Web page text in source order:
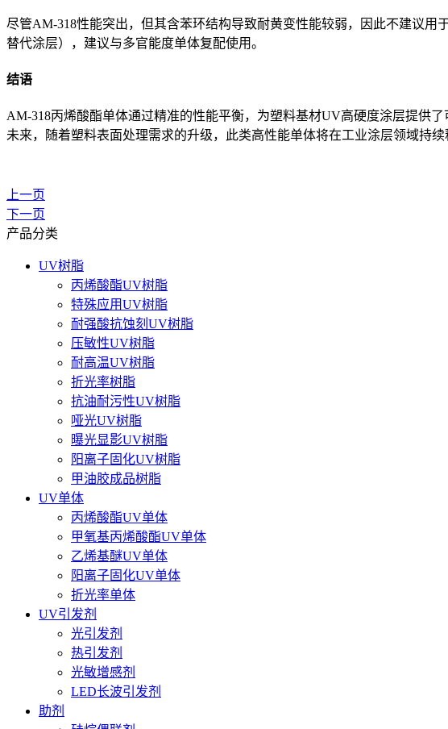
尽管AM-318性能突出，但其含苯环结构导致耐黄变性能较弱，因此不建议
替代涂层），建议与多官能度单体复配使用。
结语
AM-318丙烯酸酯单体通过精准的性能平衡，为塑料基材UV高硬度涂层提供
未来，随着塑料表面处理需求的升级，此类高性能单体将在工业涂层领域持续
上一页
下一页
产品分类
UV树脂
丙烯酸酯UV树脂
特殊应用UV树脂
耐强酸抗蚀刻UV树脂
压敏性UV树脂
耐高温UV树脂
折光率树脂
抗油耐污性UV树脂
哑光UV树脂
曝光显影UV树脂
阳离子固化UV树脂
甲油胶成品树脂
UV单体
丙烯酸酯UV单体
甲氧基丙烯酸酯UV单体
乙烯基醚UV单体
阳离子固化UV单体
折光率单体
UV引发剂
光引发剂
热引发剂
光敏增感剂
LED长波引发剂
助剂